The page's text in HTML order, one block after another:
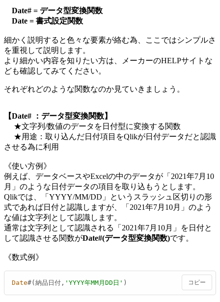
Date# = データ型変換関数
Date = 書式設定関数
細かく説明すると色々な要素が絡む為、ここではシンプルさ
を重視して説明します。
より細かい内容を知りたい方は、メーカーのHELPサイトな
ども確認してみてください。
それぞれどのような関数なのか見ていきましょう。
【Date# ：データ型変換関数】
★文字列/数値のデータを日付型に変換する関数
★用途：取り込んだ日付項目をQlikが日付データだと認識
させる為に利用
《使い方例》
例えば、データベースやExcelの中のデータが「2021年7月10
月」のような日付データの項目を取り込もうとします。
Qlikでは、「YYYY/MM/DD」というスラッシュ区切りの形
式であれば日付と認識しますが、「2021年7月10月」のよう
な値は文字列として認識します。
通常は文字列として認識される「2021年7月10月」を日付と
して認識させる関数がDate#(データ型変換関数)です。
《数式例》
Date#(納品日付, 'YYYY年MM月DD日' ) コピー